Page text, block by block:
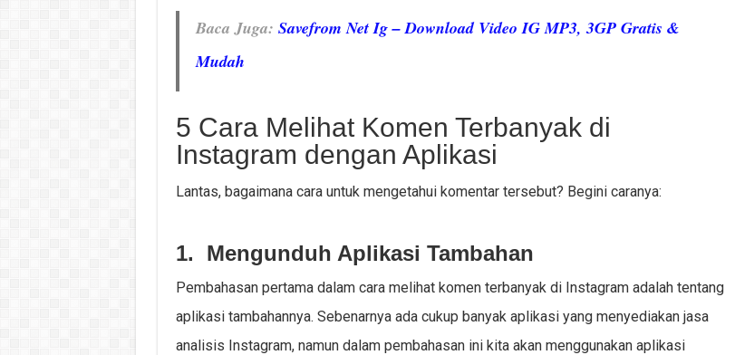
Baca Juga: Savefrom Net Ig – Download Video IG MP3, 3GP Gratis &
Mudah
5 Cara Melihat Komen Terbanyak di
Instagram dengan Aplikasi
Lantas, bagaimana cara untuk mengetahui komentar tersebut? Begini caranya:
1. Mengunduh Aplikasi Tambahan
Pembahasan pertama dalam cara melihat komen terbanyak di Instagram adalah tentang
aplikasi tambahannya. Sebenarnya ada cukup banyak aplikasi yang menyediakan jasa
analisis Instagram, namun dalam pembahasan ini kita akan menggunakan aplikasi